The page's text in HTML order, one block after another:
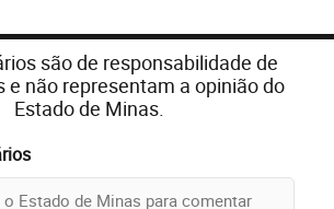
são de responsabilidade de
e não representam a opinião do
Estado de Minas.